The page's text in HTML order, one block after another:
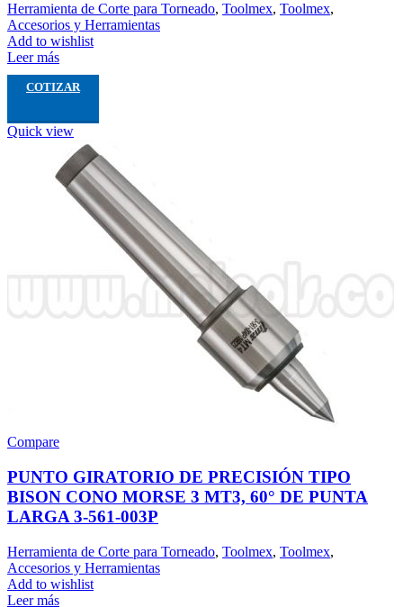
Herramienta de Corte para Torneado, Toolmex, Toolmex,
Accesorios y Herramientas
Add to wishlist
Leer más
COTIZAR
Quick view
Compare
PUNTO GIRATORIO DE PRECISIÓN TIPO
BISON CONO MORSE 3 MT3, 60° DE PUNTA
LARGA 3-561-003P
Herramienta de Corte para Torneado, Toolmex, Toolmex,
Accesorios y Herramientas
Add to wishlist
Leer más